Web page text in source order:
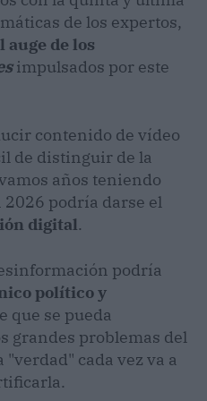
de los expertos,
auge de los
impulsados por este
contenido de vídeo
de distinguir de la
años teniendo
2026 podría darse el
digital.
podría
político y
que se pueda
grandes problemas del
cada vez va a